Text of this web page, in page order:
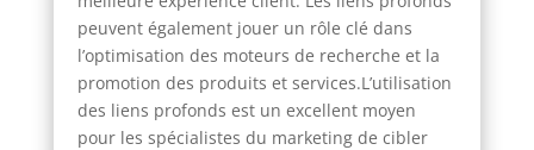
peuvent également jouer un rôle clé dans
l’optimisation des moteurs de recherche et la
promotion des produits et services.L’utilisation
des liens profonds est un excellent moyen
pour les spécialistes du marketing de cibler